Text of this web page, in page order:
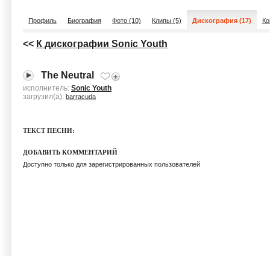
Профиль Биография Фото (10) Клипы (5) Дискография (17)
<< К дискографии Sonic Youth
The Neutral
исполнитель: Sonic Youth
загрузил(а): barracuda
ТЕКСТ ПЕСНИ:
ДОБАВИТЬ КОММЕНТАРИЙ
Доступно только для зарегистрированных пользователей